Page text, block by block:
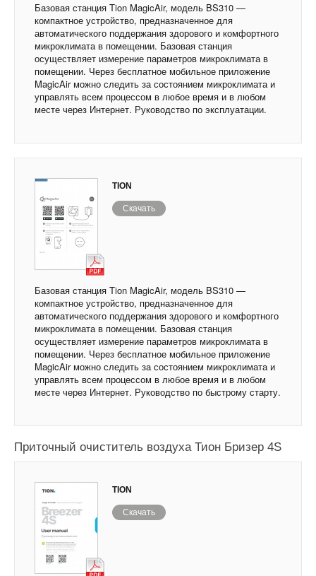
Базовая станция Tion MagicAir, модель BS310 —
компактное устройство, предназначенное для
автоматического поддержания здорового и комфортного
микроклимата в помещении. Базовая станция
осуществляет измерение параметров микроклимата в
помещении. Через бесплатное мобильное приложение
MagicAir можно следить за состоянием микроклимата и
управлять всем процессом в любое время и в любом
месте через Интернет. Руководство по эксплуатации.
TION
Скачать
Базовая станция Tion MagicAir, модель BS310 —
компактное устройство, предназначенное для
автоматического поддержания здорового и комфортного
микроклимата в помещении. Базовая станция
осуществляет измерение параметров микроклимата в
помещении. Через бесплатное мобильное приложение
MagicAir можно следить за состоянием микроклимата и
управлять всем процессом в любое время и в любом
месте через Интернет. Руководство по быстрому старту.
Приточный очиститель воздуха Тион Бризер 4S
TION
Скачать